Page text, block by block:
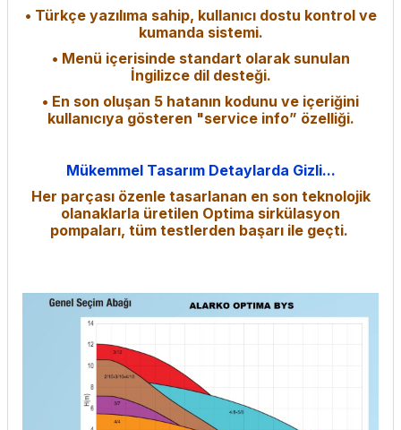
• Türkçe yazılıma sahip, kullanıcı dostu kontrol ve
kumanda sistemi.
• Menü içerisinde standart olarak sunulan
İngilizce dil desteği.
• En son oluşan 5 hatanın kodunu ve içeriğini
kullanıcıya gösteren "service info” özelliği.
Mükemmel Tasarım Detaylarda Gizli...
Her parçası özenle tasarlanan en son teknolojik
olanaklarla üretilen Optima sirkülasyon
pompaları, tüm testlerden başarı ile geçti.